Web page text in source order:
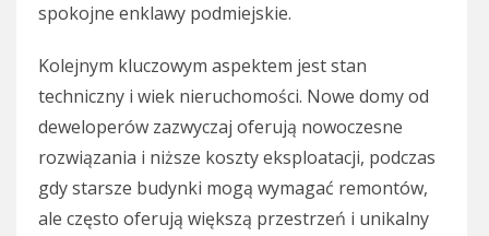
spokojne enklawy podmiejskie.
Kolejnym kluczowym aspektem jest stan
techniczny i wiek nieruchomości. Nowe domy od
deweloperów zazwyczaj oferują nowoczesne
rozwiązania i niższe koszty eksploatacji, podczas
gdy starsze budynki mogą wymagać remontów,
ale często oferują większą przestrzeń i unikalny